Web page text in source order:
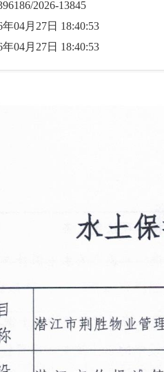
2026-13845
04月27日 18:40:53
04月27日 18:40:53